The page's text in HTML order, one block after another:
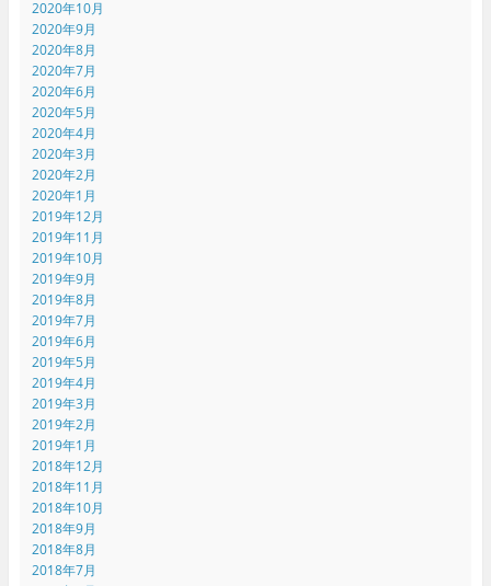
2020年10月
2020年9月
2020年8月
2020年7月
2020年6月
2020年5月
2020年4月
2020年3月
2020年2月
2020年1月
2019年12月
2019年11月
2019年10月
2019年9月
2019年8月
2019年7月
2019年6月
2019年5月
2019年4月
2019年3月
2019年2月
2019年1月
2018年12月
2018年11月
2018年10月
2018年9月
2018年8月
2018年7月